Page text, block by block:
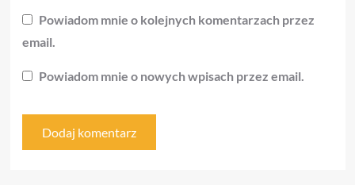
Powiadom mnie o kolejnych komentarzach przez
email.
Powiadom mnie o nowych wpisach przez email.